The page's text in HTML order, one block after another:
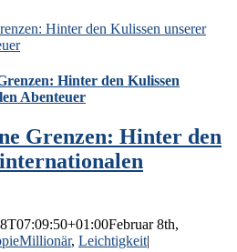
Hinter den Kulissen unserer
Hinter den Kulissen
Abenteuer
Grenzen: Hinter den
Februar 8th,
, Leichtigkeit|